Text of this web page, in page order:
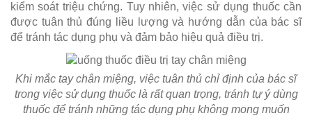
kiểm soát triệu chứng. Tuy nhiên, việc sử dụng thuốc cần
được tuân thủ đúng liều lượng và hướng dẫn của bác sĩ
để tránh tác dụng phụ và đảm bảo hiệu quả điều trị.
Khi mắc tay chân miệng, việc tuân thủ chỉ định của bác sĩ
trong việc sử dụng thuốc là rất quan trọng, tránh tự ý dùng
thuốc để tránh những tác dụng phụ không mong muốn